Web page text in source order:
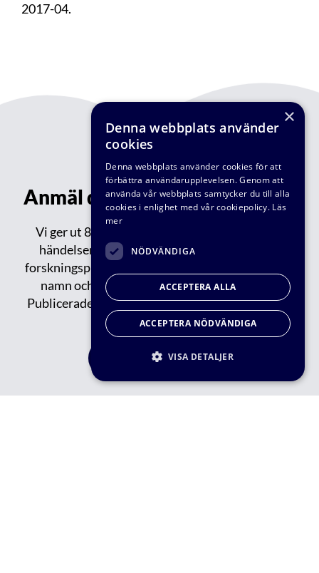
2017-04.
Anmäl dig till vårt nyhetsbrev!
Vi ger ut 8-9 nyhetsbrev varje år med aktuella
händelser inom VA-teknik Södra: reportage,
forskningsprojekt, publikationer, events, nytt om
namn och tips om spännande saker på gång.
Publicerade/tidigare nyhetsbrev kan du läsahär.
FÅ VÅRT NYHETBREV
×
Denna webbplats använder
cookies
Denna webbplats använder cookies för att
förbättra användarupplevelsen. Genom att
använda vår webbplats samtycker du till alla
cookies i enlighet med vår cookiepolicy. Läs
mer
NÖDVÄNDIGA
ACCEPTERA ALLA
ACCEPTERA NÖDVÄNDIGA
VISA DETALJER